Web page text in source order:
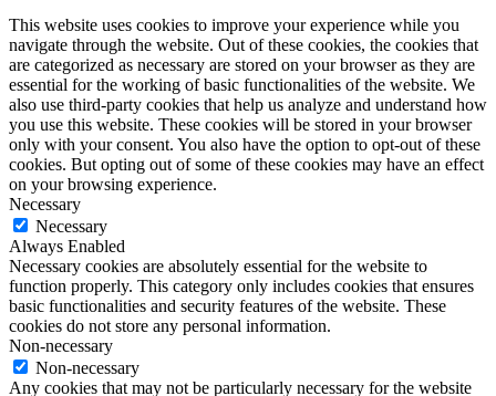
This website uses cookies to improve your experience while you
navigate through the website. Out of these cookies, the cookies that
are categorized as necessary are stored on your browser as they are
essential for the working of basic functionalities of the website. We
also use third-party cookies that help us analyze and understand how
you use this website. These cookies will be stored in your browser
only with your consent. You also have the option to opt-out of these
cookies. But opting out of some of these cookies may have an effect
on your browsing experience.
Necessary
Necessary
Always Enabled
Necessary cookies are absolutely essential for the website to
function properly. This category only includes cookies that ensures
basic functionalities and security features of the website. These
cookies do not store any personal information.
Non-necessary
Non-necessary
Any cookies that may not be particularly necessary for the website